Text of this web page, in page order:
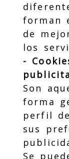
forman
de
los
-
Son
forma
perfil
sus
Se